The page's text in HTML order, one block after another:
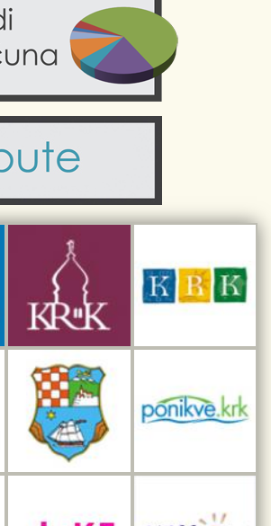
udruga)
otoka Krka
Putovima Frankopana
pomorske baštine